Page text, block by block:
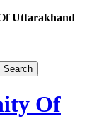
Uttarakhand
Of